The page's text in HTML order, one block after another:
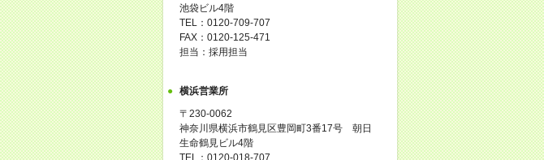
池袋ビル4階
TEL：0120-709-707
FAX：0120-125-471
担当：採用担当
横浜営業所
〒230-0062
神奈川県横浜市鶴見区豊岡町3番17号 朝日
生命鶴見ビル4階
TEL：0120-018-707